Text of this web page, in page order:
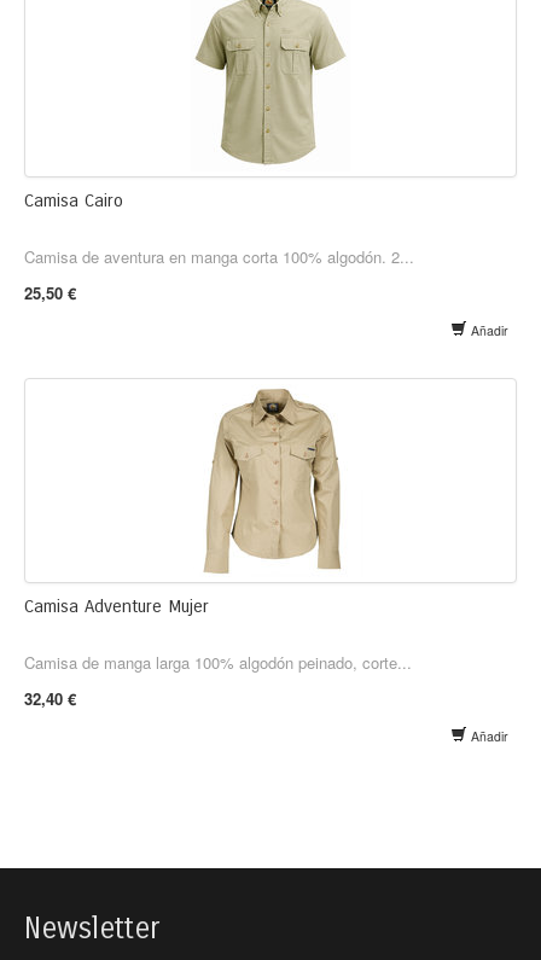
Camisa Cairo
Camisa de aventura en manga corta 100% algodón. 2...
25,50 €
Añadir
Camisa Adventure Mujer
Camisa de manga larga 100% algodón peinado, corte...
32,40 €
Añadir
Newsletter